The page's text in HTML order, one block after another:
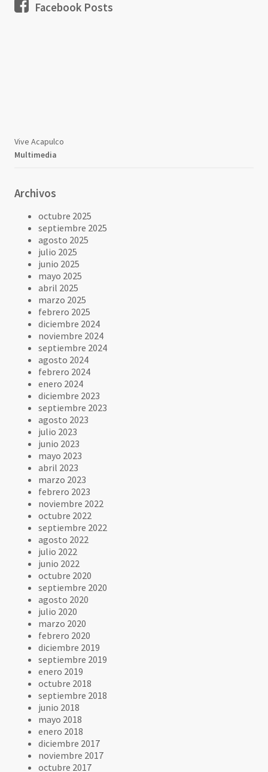
Facebook Posts
Vive Acapulco
Multimedia
Archivos
octubre 2025
septiembre 2025
agosto 2025
julio 2025
junio 2025
mayo 2025
abril 2025
marzo 2025
febrero 2025
diciembre 2024
noviembre 2024
septiembre 2024
agosto 2024
febrero 2024
enero 2024
diciembre 2023
septiembre 2023
agosto 2023
julio 2023
junio 2023
mayo 2023
abril 2023
marzo 2023
febrero 2023
noviembre 2022
octubre 2022
septiembre 2022
agosto 2022
julio 2022
junio 2022
octubre 2020
septiembre 2020
agosto 2020
julio 2020
marzo 2020
febrero 2020
diciembre 2019
septiembre 2019
enero 2019
octubre 2018
septiembre 2018
junio 2018
mayo 2018
enero 2018
diciembre 2017
noviembre 2017
octubre 2017